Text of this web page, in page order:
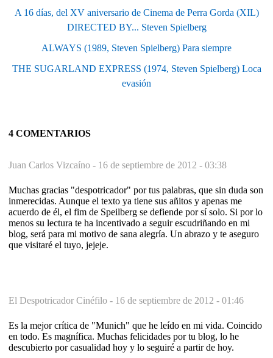
A 16 días, del XV aniversario de Cinema de Perra Gorda (XIL)
DIRECTED BY... Steven Spielberg
ALWAYS (1989, Steven Spielberg) Para siempre
THE SUGARLAND EXPRESS (1974, Steven Spielberg) Loca
evasión
4 COMENTARIOS
Juan Carlos Vizcaíno - 16 de septiembre de 2012 - 03:38
Muchas gracias "despotricador" por tus palabras, que sin duda son
inmerecidas. Aunque el texto ya tiene sus añitos y apenas me
acuerdo de él, el fim de Speilberg se defiende por sí solo. Si por lo
menos su lectura te ha incentivado a seguir escudriñando en mi
blog, será para mi motivo de sana alegría. Un abrazo y te aseguro
que visitaré el tuyo, jejeje.
El Despotricador Cinéfilo - 16 de septiembre de 2012 - 01:46
Es la mejor crítica de "Munich" que he leído en mi vida. Coincido
en todo. Es magnífica. Muchas felicidades por tu blog, lo he
descubierto por casualidad hoy y lo seguiré a partir de hoy.